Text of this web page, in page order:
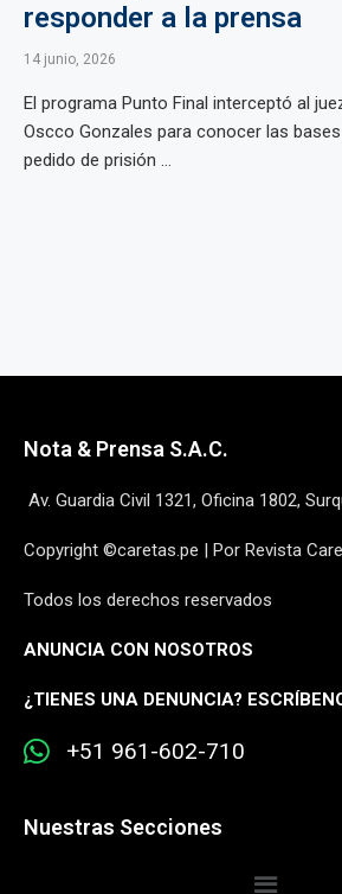
responder a la prensa
14 junio, 2026
El programa Punto Final interceptó al
Oscco Gonzales para conocer las
pedido de prisión ...
Nota & Prensa S.A.C.
Av. Guardia Civil 1321, Oficina 1802,
Copyright ©caretas.pe | Por Revista
Todos los derechos reservados
ANUNCIA CON NOSOTROS
¿TIENES UNA DENUNCIA?
+51 961-602-710
Nuestras Secciones